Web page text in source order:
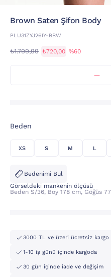
Brown Saten Şifon Body
PLU31ZYJ26IY-BBW
₺1.799,99 ₺720,00 %60
Beden
XS S M L
Bedenimi Bul
Görseldeki mankenin ölçüsü
Beden S/36, Boy 178 cm, Göğüs
3000 TL ve üzeri ücretsiz kargo
1-10 iş günü içinde kargoda
30 gün içinde iade ve değişim